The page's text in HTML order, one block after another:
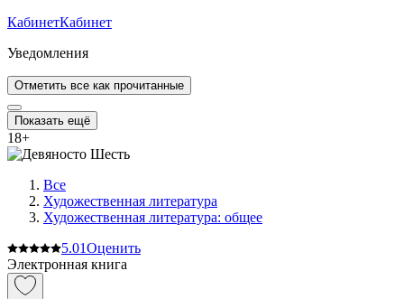
КабинетКабинет
Уведомления
Отметить все как прочитанные
Показать ещё
18+
Все
Художественная литература
Художественная литература: общее
5.01Оценить
Электронная книга